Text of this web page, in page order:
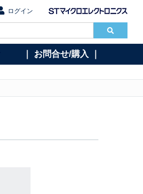
ログイン
｜ お問合せ/購入 ｜